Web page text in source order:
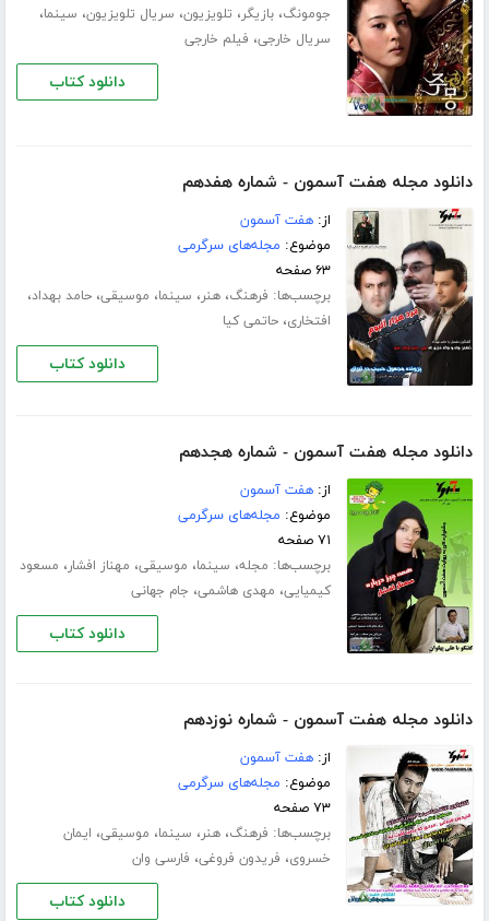
جومونگ،بازیگر، تلویزیون، سریال تلویزیون، سینما،
سریال خارجی، فیلم خارجی
دانلود کتاب
دانلود مجله هفت آسمون - شماره هفدهم
از:هفت آسمون
موضوع: مجله‌های سرگرمی
۶۳ صفحه
برچسب‌ها: فرهنگ،هنر، سینما، موسیقی،حامد بهداد،
افتخاری،حاتمی کیا
دانلود کتاب
دانلود مجله هفت آسمون - شماره هجدهم
از:هفت آسمون
موضوع: مجله‌های سرگرمی
۷۱ صفحه
برچسب‌ها: مجله، سینما، موسیقی، مهناز افشار، مسعود
کیمیایی، مهدی هاشمی، جام جهانی
دانلود کتاب
دانلود مجله هفت آسمون - شماره نوزدهم
از:هفت آسمون
موضوع: مجله‌های سرگرمی
۷۳ صفحه
برچسب‌ها: فرهنگ،هنر، سینما، موسیقی، ایمان
خسروی، فریدون فروغی، فارسی وان
دانلود کتاب